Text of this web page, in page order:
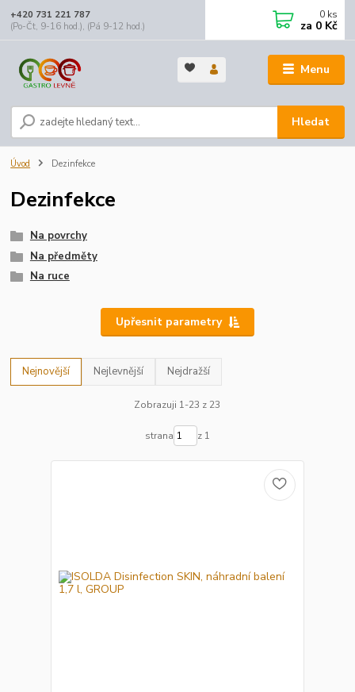
Menu
Hledat
+420 731 221 787
(Po-Čt, 9-16 hod.), (Pá 9-12 hod.)
0 ks
za 0 Kč
Úvod Dezinfekce
Dezinfekce
Na povrchy
Na předměty
Na ruce
Upřesnit parametry
Nejnovější Nejlevnější Nejdražší
Zobrazuji 1-23 z 23
strana z 1